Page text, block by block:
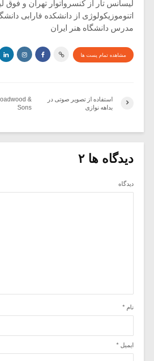
لیسانس تار از کنسرواتوار تهران و فوق
اتنوموزیکولوژی از دانشکده فارابی
مدرس دانشگاه هنر ایران
مشاهده تمام پست ها
&
Sons
استفاده از تصویر صوتی در
بداهه نوازی
دیدگاه ها ۲
دیدگاه
نام *
ایمیل *